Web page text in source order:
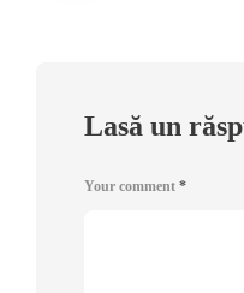
Lasă un
Your comment *